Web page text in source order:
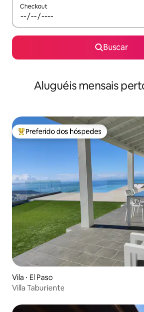
Checkout
Buscar
Aluguéis mensais
Entre os melhores preferidos dos
Preferido dos hóspedes
Vila ⋅ El Paso
Villa Taburiente